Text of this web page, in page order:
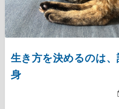
生き方を決めるのは
身